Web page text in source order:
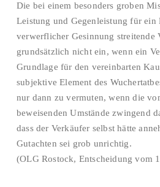
Die bei einem besonders groben
Leistung und Gegenleistung für ein
verwerflicher Gesinnung streitende
grundsätzlich nicht ein, wenn ein
Grundlage für den vereinbarten
subjektive Element des
nur dann zu vermuten, wenn die
beweisenden Umstände zwingend
dass der Verkäufer selbst hätte
Gutachten sei grob unrichtig.
(OLG Rostock, Entscheidung vom